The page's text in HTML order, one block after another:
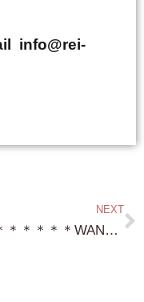
info@rei-
NEXT
＊＊＊＊＊＊＊＊WANTED＊＊＊＊＊＊＊＊ 琵琶湖浜付・琵琶湖砂浜付・琵琶湖桟橋付・保養所 物件 お譲りください！